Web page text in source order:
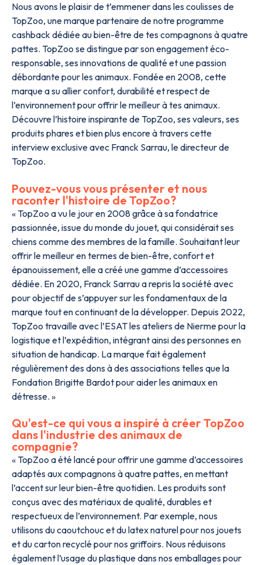
Nous avons le plaisir de t’emmener dans les coulisses de
TopZoo, une marque partenaire de notre programme
cashback dédiée au bien-être de tes compagnons à quatre
pattes. TopZoo se distingue par son engagement éco-
responsable, ses innovations de qualité et une passion
débordante pour les animaux. Fondée en 2008, cette
marque a su allier confort, durabilité et respect de
l’environnement pour offrir le meilleur à tes animaux.
Découvre l’histoire inspirante de TopZoo, ses valeurs, ses
produits phares et bien plus encore à travers cette
interview exclusive avec Franck Sarrau, le directeur de
TopZoo.
Pouvez-vous vous présenter et nous
raconter l'histoire de TopZoo?
« TopZoo a vu le jour en 2008 grâce à sa fondatrice
passionnée, issue du monde du jouet, qui considérait ses
chiens comme des membres de la famille. Souhaitant leur
offrir le meilleur en termes de bien-être, confort et
épanouissement, elle a créé une gamme d’accessoires
dédiée. En 2020, Franck Sarrau a repris la société avec
pour objectif de s’appuyer sur les fondamentaux de la
marque tout en continuant de la développer. Depuis 2022,
TopZoo travaille avec l’ESAT les ateliers de Nierme pour la
logistique et l’expédition, intégrant ainsi des personnes en
situation de handicap. La marque fait également
régulièrement des dons à des associations telles que la
Fondation Brigitte Bardot pour aider les animaux en
détresse. »
Qu'est-ce qui vous a inspiré à créer TopZoo
dans l'industrie des animaux de
compagnie?
« TopZoo a été lancé pour offrir une gamme d’accessoires
adaptés aux compagnons à quatre pattes, en mettant
l’accent sur leur bien-être quotidien. Les produits sont
conçus avec des matériaux de qualité, durables et
respectueux de l’environnement. Par exemple, nous
utilisons du caoutchouc et du latex naturel pour nos jouets
et du carton recyclé pour nos griffoirs. Nous réduisons
également l’usage du plastique dans nos emballages pour